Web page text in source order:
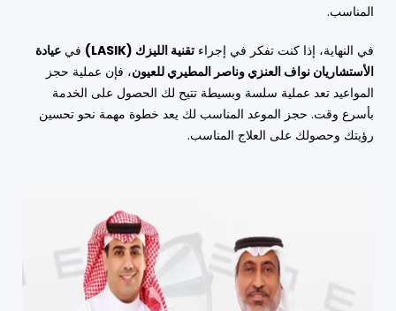
المناسب.
في النهاية، إذا كنت تفكر في إجراء تقنية الليزك (LASIK) في عيادة
الأستشاريان نواف العنزي وناصر المطيري للعيون، فإن عملية حجز
المواعيد تعد عملية سلسة وبسيطة تتيح لك الحصول على الخدمة
بأسرع وقت. حجز الموعد المناسب لك يعد خطوة مهمة نحو تحسين
رؤيتك وحصولك على العلاج المناسب.